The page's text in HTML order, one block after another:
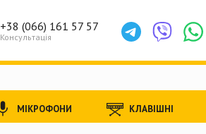
Консультація
+38 (066) 161 57 57
МІКРОФОНИ КЛАВІШНІ